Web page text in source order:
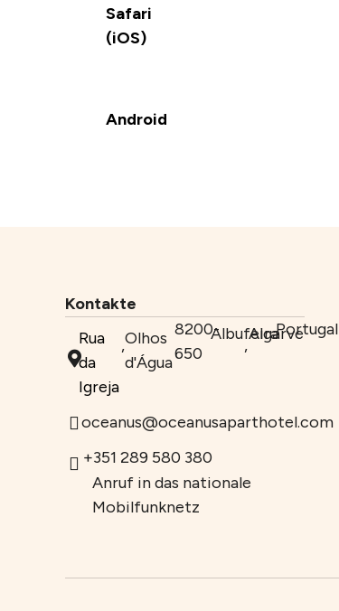
Safari
(iOS)
Android
Kontakte
Rua
da
Igreja
,Olhos
d'Água
8200-
650
Albufeira
,
AlgarvePortugal
oceanus@oceanusaparthotel.com
+351 289 580 380
Anruf in das nationale
Mobilfunknetz